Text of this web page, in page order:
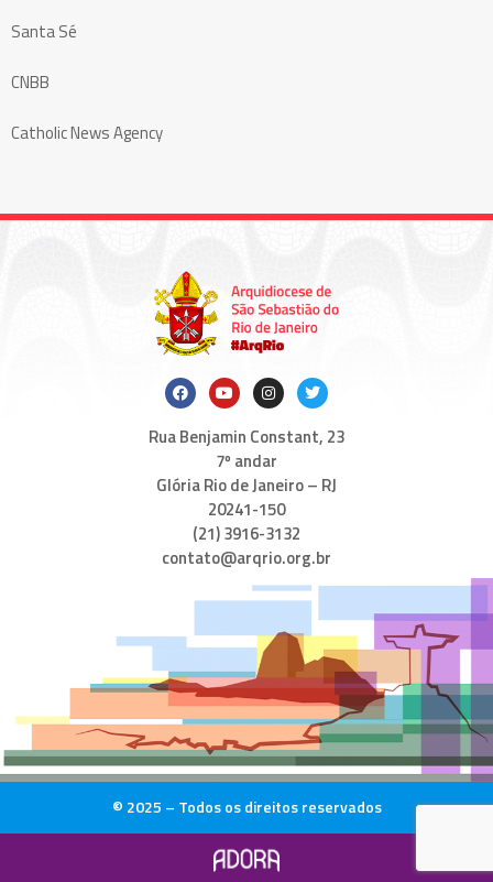
Santa Sé
CNBB
Catholic News Agency
Rua Benjamin Constant, 23
7º andar
Glória Rio de Janeiro – RJ
20241-150
(21) 3916-3132
contato@arqrio.org.br
© 2025 – Todos os direitos reservados